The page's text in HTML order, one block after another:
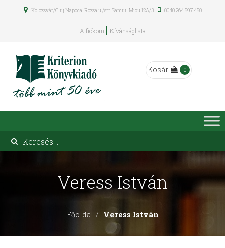
Kolozsvár/Cluj Napoca, Rózsa u./str. Samuil Micu 12A/3 0040 264 597 450
A fiókom Kívánságlista
Kosár 0
Veress István
Főoldal Veress István